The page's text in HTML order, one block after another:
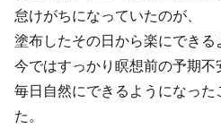
怠けがちになっていたのが、
塗布したその日から楽にできる
今ではすっかり瞑想前の予期不
毎日自然にできるようになった
た。